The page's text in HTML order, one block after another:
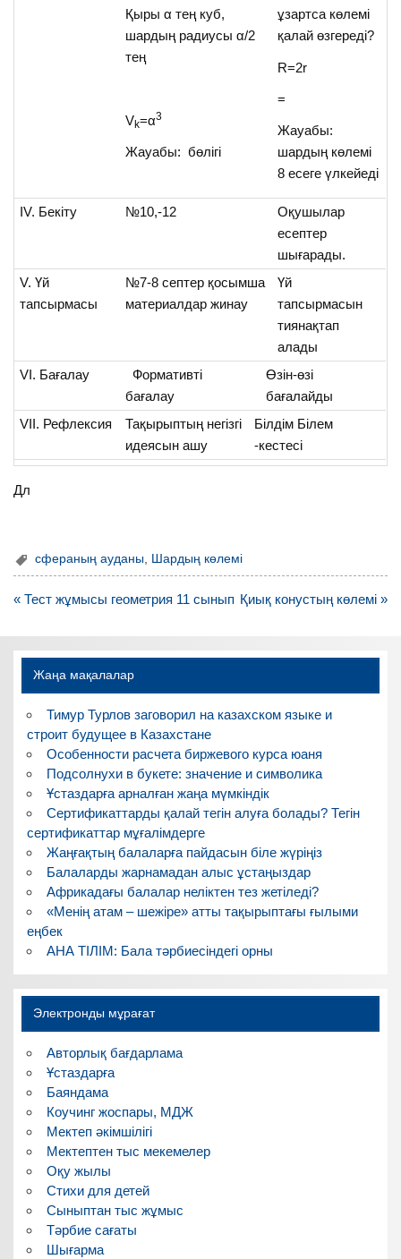
Қыры α тең куб,
шардың радиусы α/2
тең
Vk=α3
Жауабы: бөлігі
ұзартса көлемі
қалай өзгереді?
R=2r
=
Жауабы:
шардың көлемі
8 есеге үлкейеді
ІV. Бекіту №10,-12
Оқушылар
есептер
шығарады.
V. Үй
тапсырмасы
№7-8 септер қосымша
материалдар жинау
Үй
тапсырмасын
тиянақтап
алады
VI. Бағалау
Формативті
бағалау
Өзін-өзі
бағалайды
VII. Рефлексия
Тақырыптың негізгі
идеясын ашу
Білдім Білем
-кестесі
Дл
сфераның ауданы Шардың көлемі
Навигация
записям
« Тест жұмысы геометрия 11 сынып Қиық конустың көлемі »
Жаңа мақалалар
Тимур Турлов заговорил на казахском языке и
строит будущее в Казахстане
Особенности расчета биржевого курса юаня
Подсолнухи в букете: значение и символика
Ұстаздарға арналған жаңа мүмкіндік
Сертификаттарды қалай тегін алуға болады? Тегін
сертификаттар мұғалімдерге
Жаңғақтың балаларға пайдасын біле жүріңіз
Балаларды жарнамадан алыс ұстаңыздар
Африкадағы балалар неліктен тез жетіледі?
«Менің атам – шежіре» атты тақырыптағы ғылыми
еңбек
АНА ТІЛІМ: Бала тәрбиесіндегі орны
Электронды мұрағат
Авторлық бағдарлама
Ұстаздарға
Баяндама
Коучинг жоспары, МДЖ
Мектеп әкімшілігі
Мектептен тыс мекемелер
Оқу жылы
Стихи для детей
Сыныптан тыс жұмыс
Тәрбие сағаты
Шығарма